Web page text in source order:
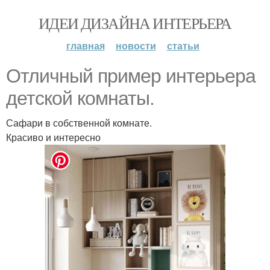
ИДЕИ ДИЗАЙНА ИНТЕРЬЕРА
главная новости статьи
Отличный пример интерьера
детской комнаты.
Сафари в собственной комнате.
Красиво и интересно